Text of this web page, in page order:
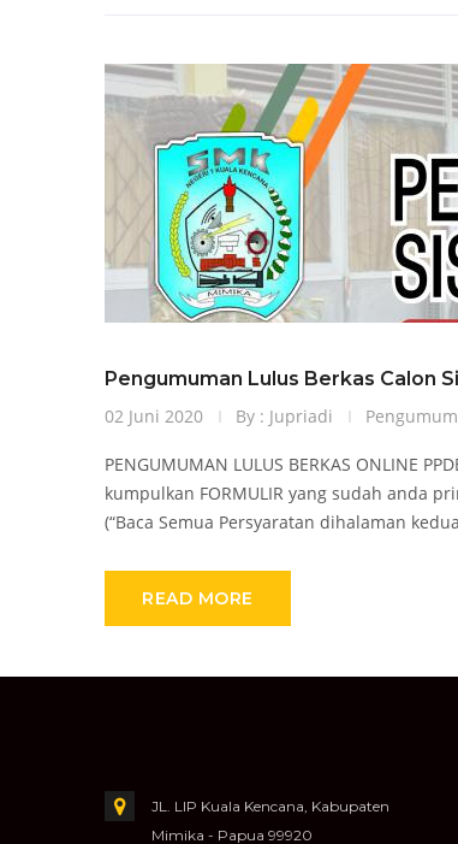
Pengumuman Lulus Berkas Calon
02 Juni 2020
By : Jupriadi
PENGUMUMAN LULUS BERKAS ONLINE
kumpulkan FORMULIR yang sudah anda
(“Baca Semua Persyaratan dihalaman
READ MORE
JL. LIP Kuala Kencana, Kabupaten
Mimika - Papua 99920